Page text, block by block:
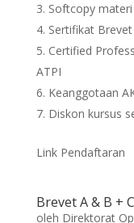
Softcopy
Sertifikat
Certified
ATPI
Keanggotaan
Diskon kursus
Link Pendaftaran
Brevet A & B +
oleh Direktorat